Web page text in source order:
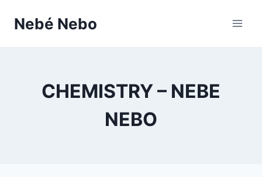
Nebé Nebo
CHEMISTRY – NEBE
NEBO